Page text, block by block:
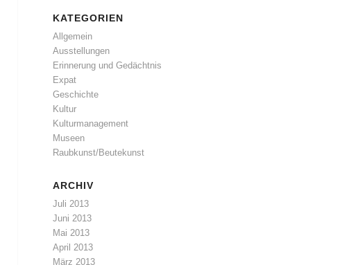
KATEGORIEN
Allgemein
Ausstellungen
Erinnerung und Gedächtnis
Expat
Geschichte
Kultur
Kulturmanagement
Museen
Raubkunst/Beutekunst
ARCHIV
Juli 2013
Juni 2013
Mai 2013
April 2013
März 2013